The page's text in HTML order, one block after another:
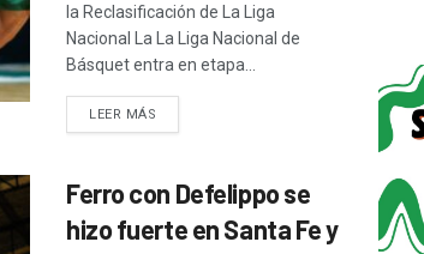
la Reclasificación de La Liga
Nacional La La Liga Nacional de
Básquet entra en etapa...
LEER MÁS
Ferro con Defelippo se
hizo fuerte en Santa Fe y